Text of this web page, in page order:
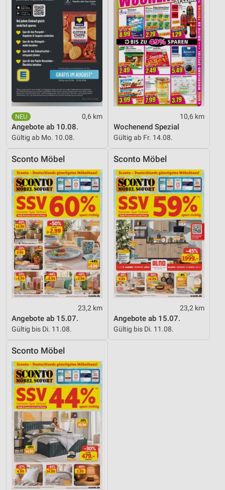
0,6 km
Angebote ab 10.08.
Gültig ab Mo. 10.08.
10,6 km
Wochenend Spezial
Gültig ab Fr. 14.08.
Sconto Möbel
23,2 km
Angebote ab 15.07.
Gültig bis Di. 11.08.
Sconto Möbel
23,2 km
Angebote ab 15.07.
Gültig bis Di. 11.08.
Sconto Möbel
Performance
Funktional
Werbung